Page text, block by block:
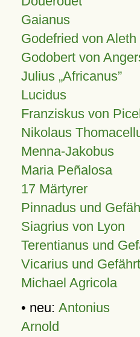
Gaianus
Godefried von Aleth
Godobert von
Julius Africanus
Lucidus
Franziskus von
Nikolaus
Menna-Jakobus
Maria Peñalosa
17 Märtyrer
Pinnadus und
Siagrius von Lyon
Terentianus und
Vicarius und
Michael Agricola
• neu: Antonius
Arnold